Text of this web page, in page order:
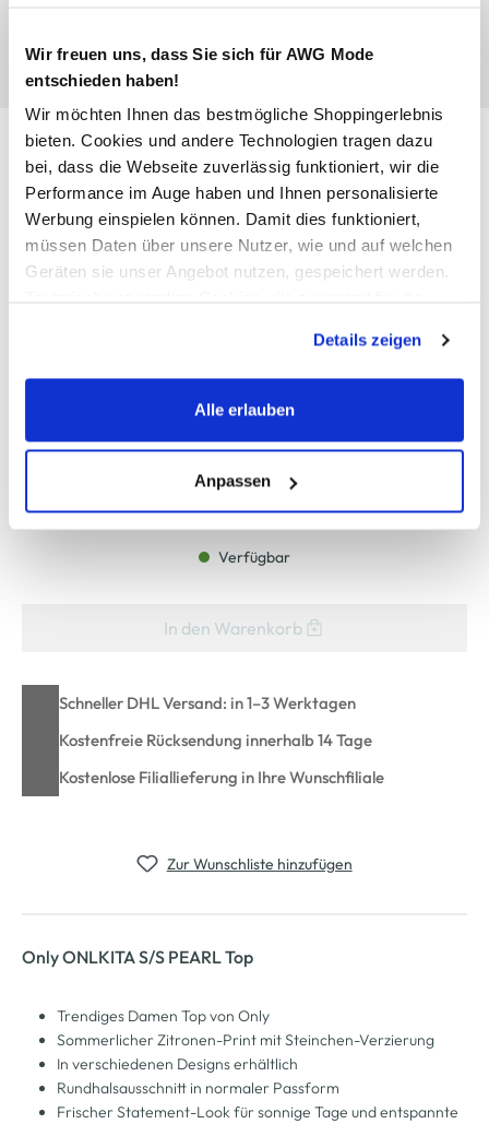
Wir freuen uns, dass Sie sich für AWG Mode
entschieden haben!
Wir möchten Ihnen das bestmögliche Shoppingerlebnis
bieten. Cookies und andere Technologien tragen dazu
bei, dass die Webseite zuverlässig funktioniert, wir die
Performance im Auge haben und Ihnen personalisierte
Werbung einspielen können. Damit dies funktioniert,
müssen Daten über unsere Nutzer, wie und auf welchen
Geräten sie unser Angebot nutzen, gespeichert werden.
werden, werden bei der Nutzung der Webseite auf jeden
Fall gesetzt. Cookies von Drittanbietern für Analyse- oder
Trackingzwecke werden nur dann aktiviert, wenn Sie das
erlauben" bzw. "Alle erlauben" klicken. Mehr dazu
(einschließlich der Möglichkeit, die Einwilligungserklärung
zu ändern oder zu widerrufen) erfahren Sie in unserem
Cookie-Hinweisbzw. derDatenschutzerklärung.
Details zeigen
Alle erlauben
Anpassen
Only ONLKITA S/S PEARL Top
14,99 €
Ursprünglicher Preis:21,99 €
Bitte wählen Sie eine Größe aus
Verfügbar
In den Warenkorb
Schneller DHL Versand: in 1–3 Werktagen
Kostenfreie Rücksendung innerhalb 14 Tage
Kostenlose Filiallieferung in Ihre Wunschfiliale
Zur Wunschliste hinzufügen
Only ONLKITA S/S PEARL Top
Trendiges Damen Top von Only
Sommerlicher Zitronen-Print mit Steinchen-Verzierung
In verschiedenen Designs erhältlich
Rundhalsausschnitt in normaler Passform
Frischer Statement-Look für sonnige Tage und entspannte